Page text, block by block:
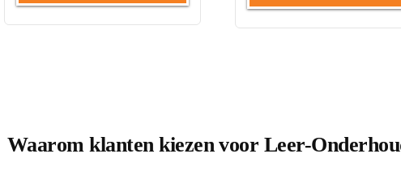
Waarom klanten kiezen voor Leer-